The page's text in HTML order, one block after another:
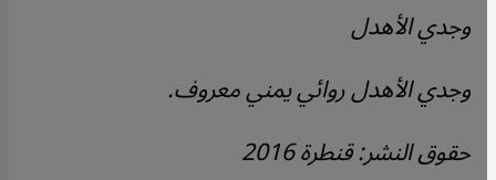
وجدي الأهدل
وجدي الأهدل روائي يمني معروف.
حقوق النشر: قنطرة 2016